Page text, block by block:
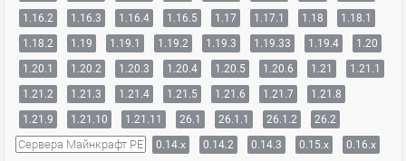
1.16.2
1.16.3 1.16.4 1.16.5 1.17 1.17.1 1.18
1.18.1
1.18.2
1.19 1.19.1 1.19.2 1.19.3 1.19.33 1.19.4
1.20
1.20.1
1.20.2 1.20.3 1.20.4 1.20.5 1.20.6 1.21
1.21.1
1.21.2
1.21.3 1.21.4 1.21.5 1.21.6 1.21.7
1.21.8
1.21.9
1.21.10 1.21.11 26.1 26.1.1 26.1.2 26.2
Сервера Майнкрафт PE 0.14.x 0.14.2 0.14.3 0.15.x
0.16.x